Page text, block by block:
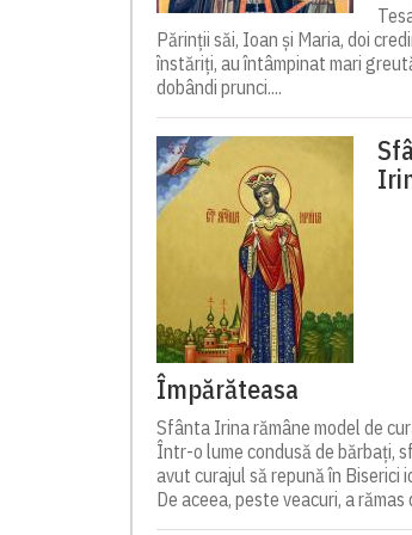
Părinții săi, Ioan și Maria, doi
înstăriți, au întâmpinat mari
dobândi prunci....
Împărăteasa
Sfânta Irina rămâne model de
Într-o lume condusă de bărbați,
avut curajul să repună în Biserici
De aceea, peste veacuri, a rămas